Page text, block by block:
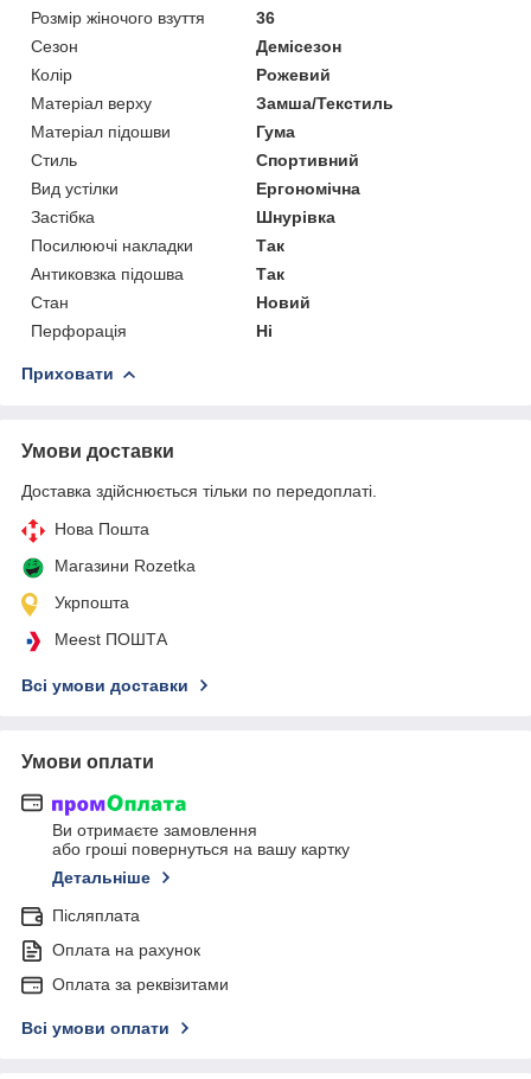
Розмір жіночого взуття
36
Сезон
Демісезон
Колір
Рожевий
Матеріал верху
Замша/Текстиль
Матеріал підошви
Гума
Стиль
Спортивний
Вид устілки
Ергономічна
Застібка
Шнурівка
Посилюючі накладки
Так
Антиковзка підошва
Так
Стан
Новий
Перфорація
Ні
Приховати
Умови доставки
Доставка здійснюється тільки по передоплаті.
Нова Пошта
Магазини Rozetka
Укрпошта
Meest ПОШТА
Всі умови доставки
Умови оплати
Ви отримаєте замовлення
або гроші повернуться на вашу картку
Детальніше
Післяплата
Оплата на рахунок
Оплата за реквізитами
Всі умови оплати